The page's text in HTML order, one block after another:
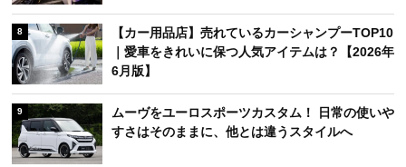
8
【カー用品店】売れているカーシャンプーTOP10
｜愛車をきれいに保つ人気アイテムは？【2026年
6月版】
9
ムーヴをユーロスポーツカスタム！ 日常の使いや
すさはそのままに、他とは違うスタイルへ